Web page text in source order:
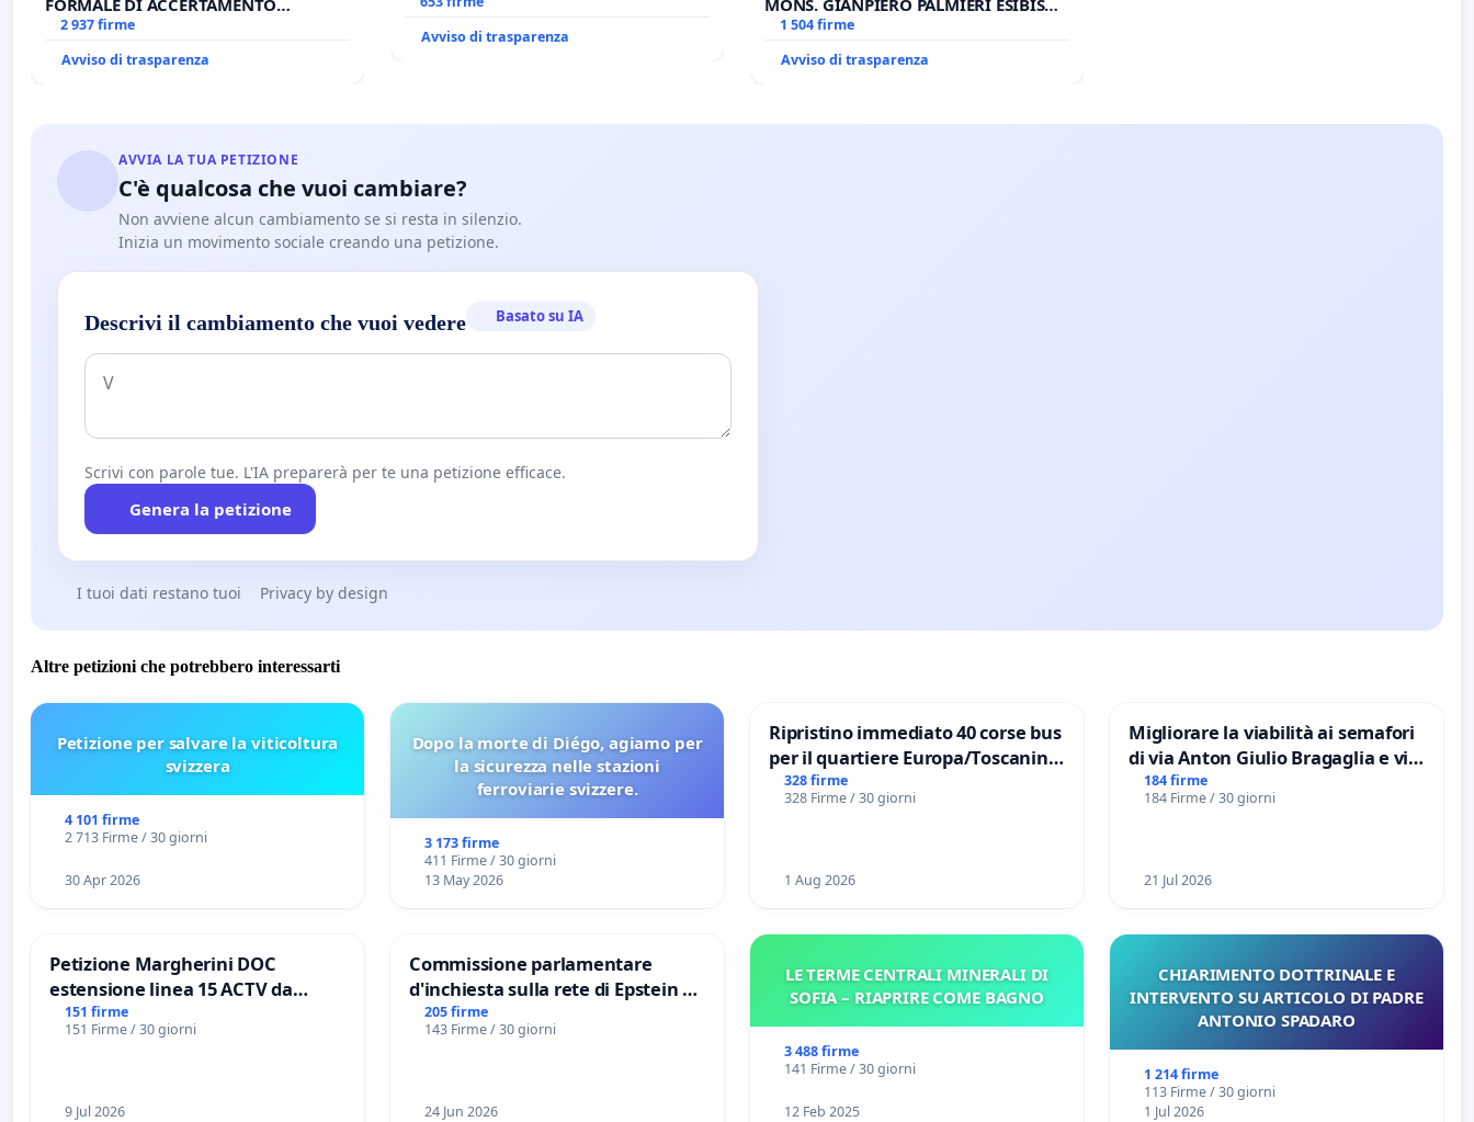
FORMALE DI ACCERTAMENTO
CANONICO SU ELEZIONE LEONE XIV
2 937 firme
Avviso di trasparenza
Avviso di trasparenza
MONS. GIANPIERO PALMIERI ESIBISCE
OPERE DI RUPNIK?
1 504 firme
Avviso di trasparenza
AVVIA LA TUA PETIZIONE
C'è qualcosa che vuoi cambiare?
Non avviene alcun cambiamento se si resta in silenzio.
Inizia un movimento sociale creando una petizione.
Descrivi il cambiamento che vuoi vedere Basato su IA
Scrivi con parole tue. L'IA preparerà per te una petizione efficace.
Genera la petizione
I tuoi dati restano tuoi Privacy by design
Altre petizioni che potrebbero interessarti
Petizione per salvare la viticoltura
svizzera
4 101 firme
2 713 Firme / 30 giorni
30 Apr 2026
Dopo la morte di Diégo, agiamo per
la sicurezza nelle stazioni
ferroviarie svizzere.
3 173 firme
411 Firme / 30 giorni
13 May 2026
Ripristino immediato 40 corse bus
per il quartiere Europa/Toscanini
di Aprilia
328 firme
328 Firme / 30 giorni
1 Aug 2026
Migliorare la viabilità ai semafori
di via Anton Giulio Bragaglia e via
Tieri XV MUNICIPIO DI ROMA
184 firme
184 Firme / 30 giorni
21 Jul 2026
Petizione Margherini DOC
estensione linea 15 ACTV da
Marghera P.zza S. Antonio
all'aeroporto Marco Polo tariffa a
151 firme
151 Firme / 30 giorni
9 Jul 2026
Commissione parlamentare
d'inchiesta sulla rete di Epstein e
del Mossad: verità sugli Epstein
Files
205 firme
143 Firme / 30 giorni
24 Jun 2026
LE TERME CENTRALI MINERALI DI
SOFIA – RIAPRIRE COME BAGNO
3 488 firme
141 Firme / 30 giorni
12 Feb 2025
CHIARIMENTO DOTTRINALE E
INTERVENTO SU ARTICOLO DI PADRE
ANTONIO SPADARO
1 214 firme
113 Firme / 30 giorni
1 Jul 2026